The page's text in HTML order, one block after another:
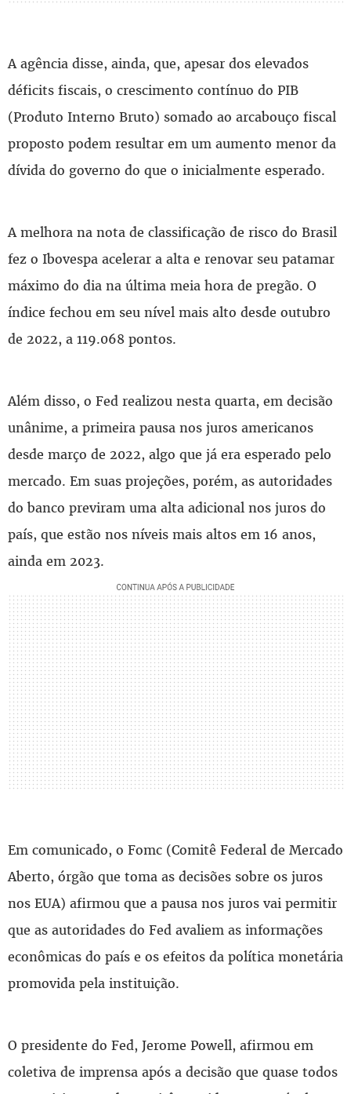
A agência disse, ainda, que, apesar dos elevados
déficits fiscais, o crescimento contínuo do PIB
(Produto Interno Bruto) somado ao arcabouço fiscal
proposto podem resultar em um aumento menor da
dívida do governo do que o inicialmente esperado.
A melhora na nota de classificação de risco do Brasil
fez o Ibovespa acelerar a alta e renovar seu patamar
máximo do dia na última meia hora de pregão. O
índice fechou em seu nível mais alto desde outubro
de 2022, a 119.068 pontos.
Além disso, o Fed realizou nesta quarta, em decisão
unânime, a primeira pausa nos juros americanos
desde março de 2022, algo que já era esperado pelo
mercado. Em suas projeções, porém, as autoridades
do banco previram uma alta adicional nos juros do
país, que estão nos níveis mais altos em 16 anos,
ainda em 2023.
Em comunicado, o Fomc (Comitê Federal de Mercado
Aberto, órgão que toma as decisões sobre os juros
nos EUA) afirmou que a pausa nos juros vai permitir
que as autoridades do Fed avaliem as informações
econômicas do país e os efeitos da política monetária
promovida pela instituição.
O presidente do Fed, Jerome Powell, afirmou em
coletiva de imprensa após a decisão que quase todos